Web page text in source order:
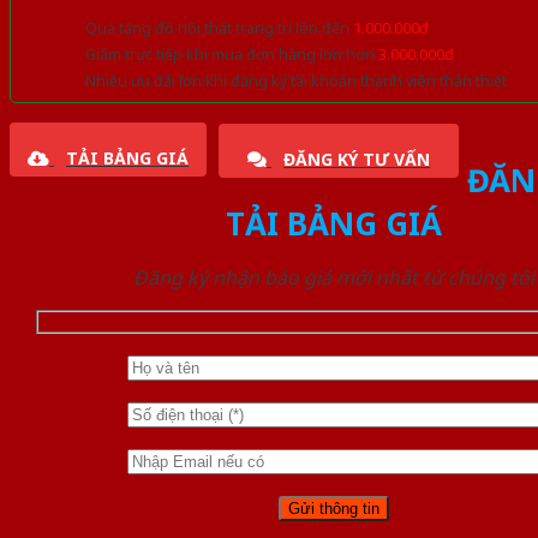
Quà tặng đồ nội thất trang trí lên đến 1.000.000đ
Giảm trực tiếp khi mua đơn hàng lớn hơn 3.000.000đ
Nhiều ưu đãi lớn khi đăng ký tài khoản thành viên thân thiết
TẢI BẢNG GIÁ ĐĂNG KÝ TƯ VẤN
TẢI BẢNG GIÁ
Đăng ký nhận báo giá mới nhất từ chúng tôi